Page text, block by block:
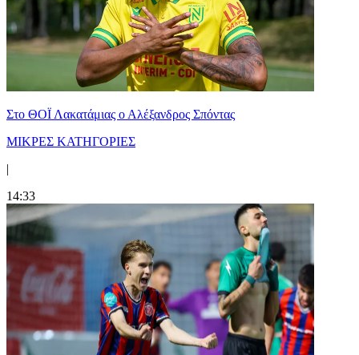
Στο ΘΟΪ Λακατάμιας ο Αλέξανδρος Σπόντας
ΜΙΚΡΕΣ ΚΑΤΗΓΟΡΙΕΣ
|
14:33